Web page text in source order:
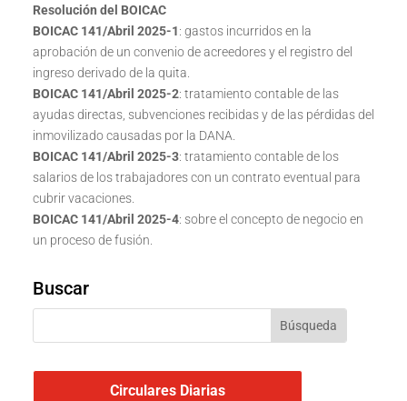
Resolución del BOICAC
BOICAC 141/Abril 2025-1: gastos incurridos en la
aprobación de un convenio de acreedores y el registro del
ingreso derivado de la quita.
BOICAC 141/Abril 2025-2: tratamiento contable de las
ayudas directas, subvenciones recibidas y de las pérdidas del
inmovilizado causadas por la DANA.
BOICAC 141/Abril 2025-3: tratamiento contable de los
salarios de los trabajadores con un contrato eventual para
cubrir vacaciones.
BOICAC 141/Abril 2025-4: sobre el concepto de negocio en
un proceso de fusión.
Buscar
Circulares Diarias